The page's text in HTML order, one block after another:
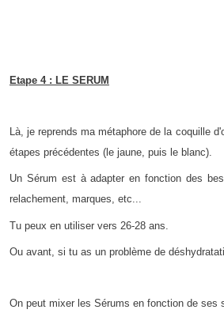
Etape 4 : LE SERUM
Là, je reprends ma métaphore de la coquille
étapes précédentes (le jaune, puis le blanc).
Un Sérum est à adapter en fonction des
relachement, marques, etc...
Tu peux en utiliser vers 26-28 ans.
Ou avant, si tu as un problème de
On peut mixer les Sérums en fonction de ses